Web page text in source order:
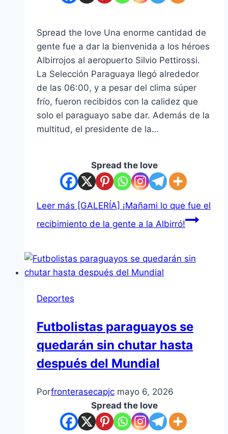
Spread the love Una enorme cantidad de
gente fue a dar la bienvenida a los héroes
Albirrojos al aeropuerto Silvio Pettirossi.
La Selección Paraguaya llegó alrededor
de las 06:00, y a pesar del clima súper
frío, fueron recibidos con la calidez que
solo el paraguayo sabe dar. Además de la
multitud, el presidente de la…
Spread the love
Leer más [GALERÍA] ¡Mañami lo que fue el
recibimiento de la gente a la Albirró!
Deportes
Futbolistas paraguayos se
quedarán sin chutar hasta
después del Mundial
Porfronterasecapjc mayo 6, 2026
Spread the love